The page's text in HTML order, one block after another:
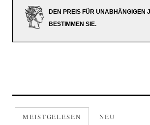
DEN PREIS FÜR UNABHÄNGIGEN
BESTIMMEN SIE.
MEISTGELESEN NEU